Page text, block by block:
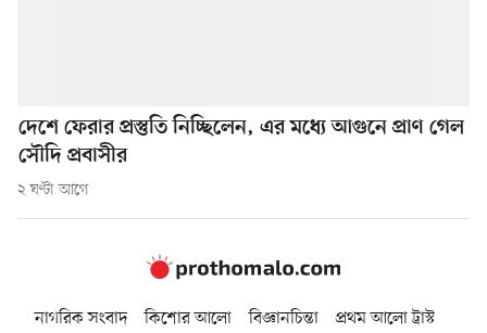
দেশে ফেরার প্রস্তুতি নিচ্ছিলেন, এর মধ্যে আগুনে প্রাণ গেল
সৌদি প্রবাসীর
২ ঘণ্টা আগে
নাগরিক সংবাদ কিশোর আলো বিজ্ঞানচিন্তা
প্রথম আলো ট্রাস্ট